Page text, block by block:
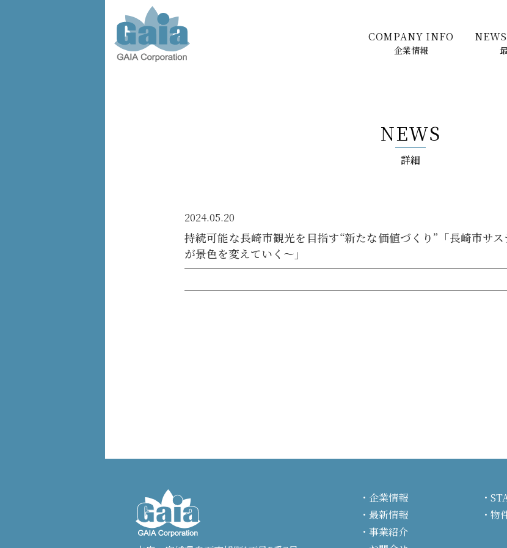
COMPANY INFO
企業情報
NEWS
詳細
2024.05.20
持続可能な長崎市観光を目指す“新たな価値づくり”「長崎市サ
が景色を変えていく～」
企業情報
最新情報
事業紹介
物